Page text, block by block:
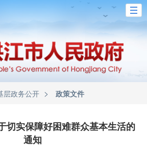
层政务公开 > 政策文件
切实保障好困难群众基本生活的
通知